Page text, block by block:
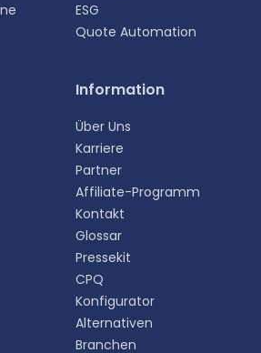
Sprache aus
ESG
Quote Automation
Information
Über Uns
Karriere
Partner
Affiliate-Programm
Kontakt
Glossar
Pressekit
CPQ
Konfigurator
Alternativen
Branchen